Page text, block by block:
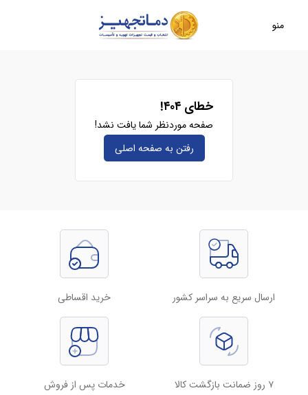
منو
خطای ۴۰۴!
صفحه موردنظر شما یافت نشد!
رفتن به صفحه‌ اصلی
ارسال سریع به سراسر کشور خرید اقساطی
۷ روز ضمانت بازگشت کالا خدمات پس از فروش